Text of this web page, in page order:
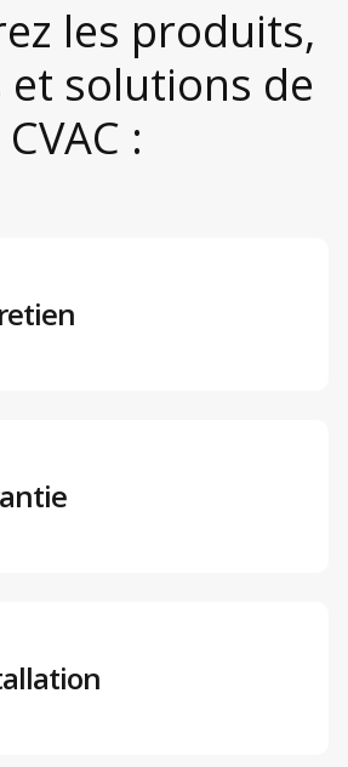
les produits,
et solutions de
CVAC :